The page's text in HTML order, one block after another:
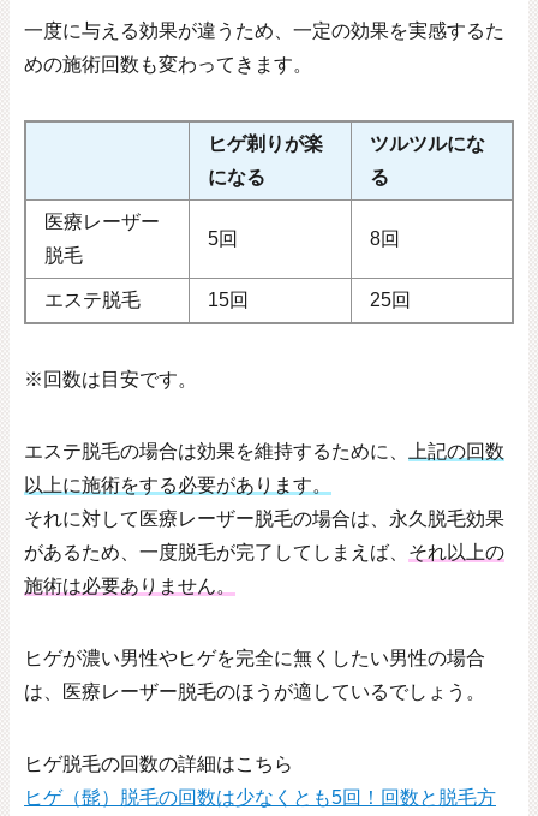
一度に与える効果が違うため、一定の効果を実感するた
めの施術回数も変わってきます。
ヒゲ剃りが楽
になる
ツルツルにな
る
医療レーザー
脱毛
5回 8回
エステ脱毛 15回 25回
※回数は目安です。
エステ脱毛の場合は効果を維持するために、
上記の回数
以上に施術をする必要があります。
それに対して医療レーザー脱毛の場合は、永久脱毛効果
があるため、一度脱毛が完了してしまえば、 それ以上の
施術は必要ありません。
ヒゲが濃い男性やヒゲを完全に無くしたい男性の場合
は、医療レーザー脱毛のほうが適しているでしょう。
ヒゲ脱毛の回数の詳細はこちら
ヒゲ（髭）脱毛の回数は少なくとも5回！回数と脱毛方